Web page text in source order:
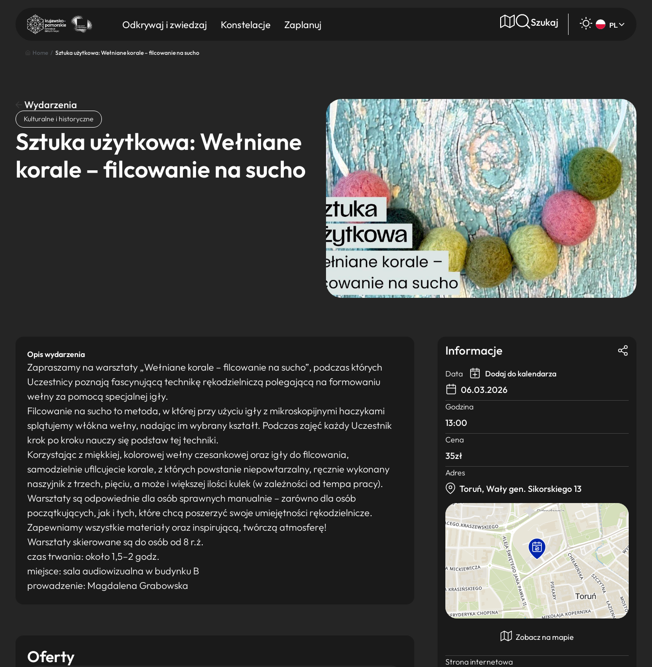
Odkrywaj i zwiedzaj Konstelacje Zaplanuj Szukaj PL
Znajdź atrakcję
Nazwa atrakcji Kategoria Wyszukaj
Home / Sztuka użytkowa: Wełniane korale – filcowanie na sucho
Wydarzenia
Kulturalne i historyczne
Sztuka użytkowa: Wełniane
korale – filcowanie na sucho
Opis wydarzenia
Zapraszamy na warsztaty „Wełniane korale – filcowanie na sucho”, podczas których
Uczestnicy poznają fascynującą technikę rękodzielniczą polegającą na formowaniu
wełny za pomocą specjalnej igły.
Filcowanie na sucho to metoda, w której przy użyciu igły z mikroskopijnymi haczykami
splątujemy włókna wełny, nadając im wybrany kształt. Podczas zajęć każdy Uczestnik
krok po kroku nauczy się podstaw tej techniki.
Korzystając z miękkiej, kolorowej wełny czesankowej oraz igły do filcowania,
samodzielnie ufilcujecie korale, z których powstanie niepowtarzalny, ręcznie wykonany
naszyjnik z trzech, pięciu, a może i większej ilości kulek (w zależności od tempa pracy).
Warsztaty są odpowiednie dla osób sprawnych manualnie – zarówno dla osób
początkujących, jak i tych, które chcą poszerzyć swoje umiejętności rękodzielnicze.
Zapewniamy wszystkie materiały oraz inspirującą, twórczą atmosferę!
Warsztaty skierowane są do osób od 8 r.ż.
czas trwania: około 1,5–2 godz.
miejsce: sala audiowizualna w budynku B
prowadzenie: Magdalena Grabowska
Oferty
Informacje
Data Dodaj do kalendarza
06.03.2026
Godzina
13:00
Cena
35zł
Adres
Toruń, Wały gen. Sikorskiego 13
Zobacz na mapie
Strona internetowa